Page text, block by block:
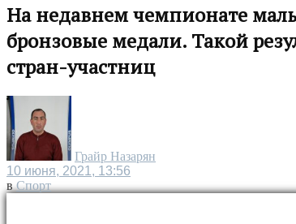
На недавнем чемпионате
бронзовые медали. Такой
стран-участниц
Грайр Назарян
10 июня, 2021, 13:56
в Спорт